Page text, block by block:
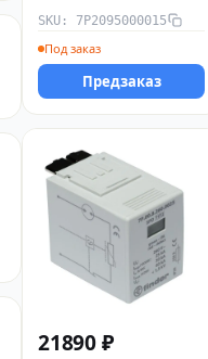
SKU: 7P2095000015
Под заказ
Предзаказ
21890 ₽